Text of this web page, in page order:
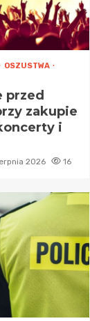
OSZUSTWA
przed
zakupie
i
2026 16